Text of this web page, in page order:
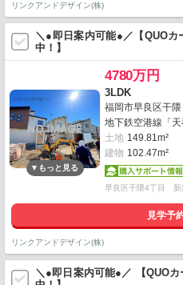
リンクアンドデザイン(株)
＼●即日案内可能●／【QUOカ
中！】
4780万円
3LDK
福岡市早良区干隈
地下鉄空港線「
土地 149.81m²
建物 102.47m²
早良区干隈4丁目 新
見学予
リンクアンドデザイン(株)
＼●即日案内可能●／ 【QUO